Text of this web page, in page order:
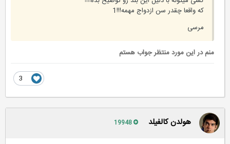
که واقعا چقدر سن ازدواج مهمه!!!1
مرسی
منم در این مورد منتظر جواب هستم
هولدن کالفیلد